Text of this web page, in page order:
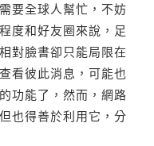
要全球人幫忙，不妨
度和好友圈來說，足
對臉書卻只能局限在
看彼此消息，可能也
功能了，然而，網路
也得善於利用它，分